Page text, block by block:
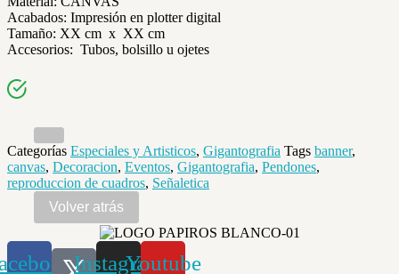
Acabados: Impresión en plotter digital
Tamaño: XX cm x XX cm
Accesorios: Tubos, bolsillo u ojetes
Categorías Especiales y Artisticos, Gigantografia Tags banner,
canvas, Decoracion, Eventos, Gigantografia, Pendones,
reproduccion de cuadros, Señaletica
InstagramYoutube